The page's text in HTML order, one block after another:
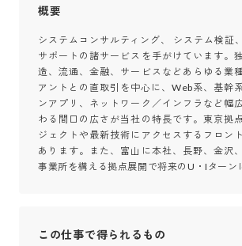
概要
システムコンサルティング、 システム検証
サポートの諸サービスを手がけています。
造、流通、金融、サービスなどあらゆる業
アントとの直取引を中心に、Web系、基幹
ンアプリ、ネットワーク／インフラなど幅
わる間口の広さが当社の特長です。東京拠
ジェクトや最新技術にアクセスするフロン
あります。また、富山に本社、長野、金沢
事業所を構える拠点展開で将来のU・Iターン
この仕事で得られるもの